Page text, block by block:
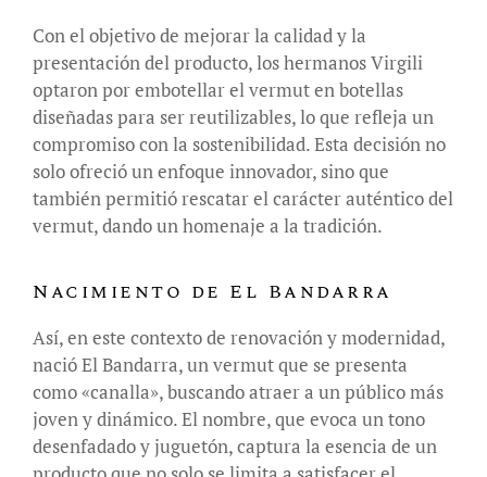
Con el objetivo de mejorar la calidad y la
presentación del producto, los hermanos Virgili
optaron por embotellar el vermut en botellas
diseñadas para ser reutilizables, lo que refleja un
compromiso con la sostenibilidad. Esta decisión no
solo ofreció un enfoque innovador, sino que
también permitió rescatar el carácter auténtico del
vermut, dando un homenaje a la tradición.
Nacimiento de El Bandarra
Así, en este contexto de renovación y modernidad,
nació El Bandarra, un vermut que se presenta
como «canalla», buscando atraer a un público más
joven y dinámico. El nombre, que evoca un tono
desenfadado y juguetón, captura la esencia de un